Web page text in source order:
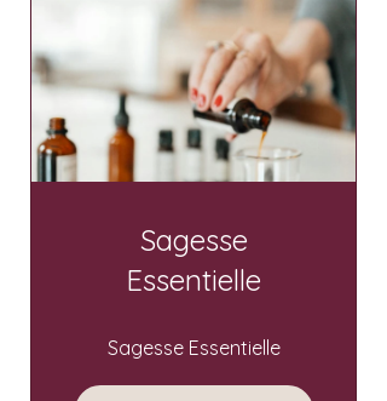
Sagesse
Essentielle
Sagesse Essentielle